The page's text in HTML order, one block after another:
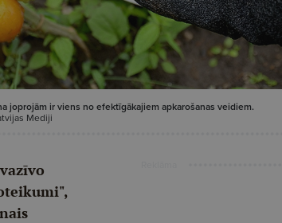
joprojām ir viens no efektīgākajiem apkarošanas veidiem.
Mediji